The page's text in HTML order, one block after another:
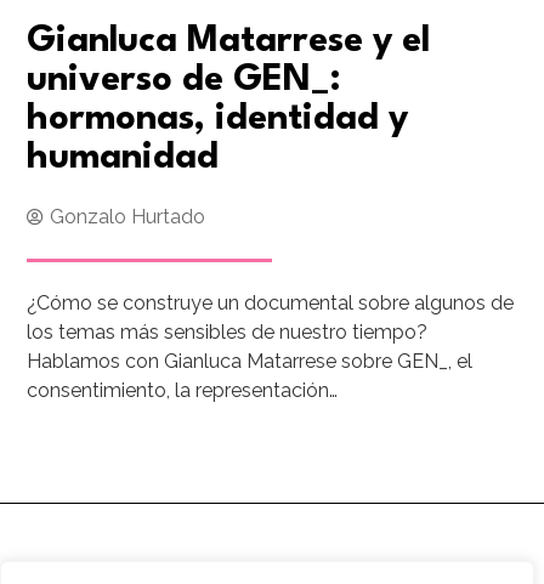
Gianluca Matarrese y el
universo de GEN_:
hormonas, identidad y
humanidad
Gonzalo Hurtado
¿Cómo se construye un documental sobre algunos de
los temas más sensibles de nuestro tiempo?
Hablamos con Gianluca Matarrese sobre GEN_, el
consentimiento, la representación…